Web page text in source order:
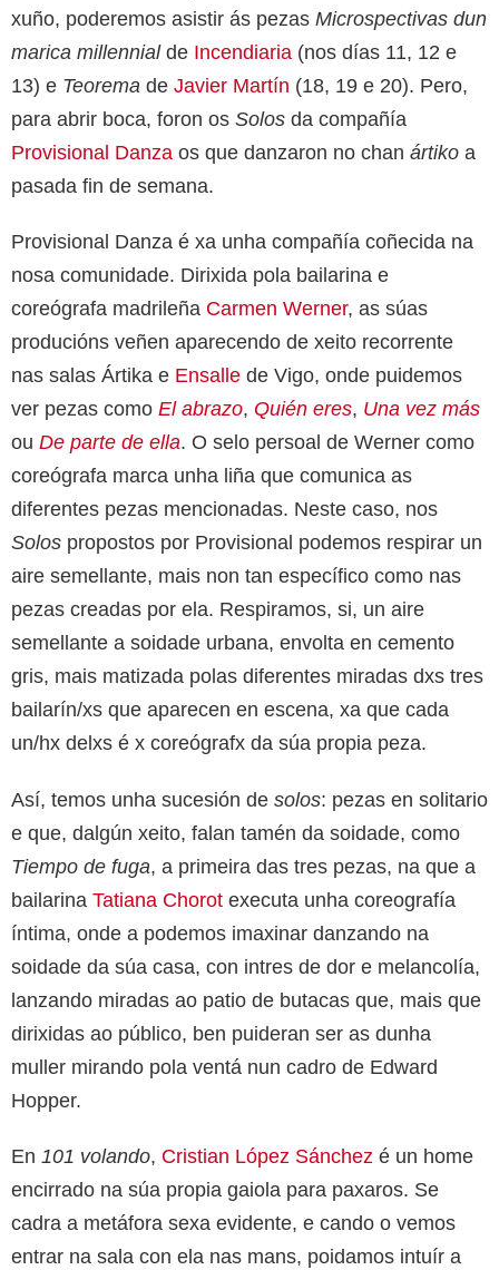
xuño, poderemos asistir ás pezas Microspectivas dun
marica millennialde Incendiaria (nos días 11, 12 e
13) e Teorema de Javier Martín (18, 19 e 20). Pero,
para abrir boca, foron os Solos da compañía
Provisional Danza os que danzaron no chan ártiko a
pasada fin de semana.
Provisional Danza é xa unha compañía coñecida na
nosa comunidade. Dirixida pola bailarina e
coreógrafa madrileña Carmen Werner, as súas
producións veñen aparecendo de xeito recorrente
nas salas Ártika e Ensalle de Vigo, onde puidemos
ver pezas como El abrazo, Quién eres, Una vez más
ou De parte de ella. O selo persoal de Werner como
coreógrafa marca unha liña que comunica as
diferentes pezas mencionadas. Neste caso, nos
Solos propostos por Provisional podemos respirar un
aire semellante, mais non tan específico como nas
pezas creadas por ela. Respiramos, si, un aire
semellante a soidade urbana, envolta en cemento
gris, mais matizada polas diferentes miradas dxs tres
bailarín/xs que aparecen en escena, xa que cada
un/hx delxs é x coreógrafx da súa propia peza.
Así, temos unha sucesión de solos: pezas en solitario
e que, dalgún xeito, falan tamén da soidade, como
Tiempo de fuga, a primeira das tres pezas, na que a
bailarina Tatiana Chorot executa unha coreografía
íntima, onde a podemos imaxinar danzando na
soidade da súa casa, con intres de dor e melancolía,
lanzando miradas ao patio de butacas que, mais que
dirixidas ao público, ben puideran ser as dunha
muller mirando pola ventá nun cadro de Edward
Hopper.
En 101 volando, Cristian López Sánchez é un home
encirrado na súa propia gaiola para paxaros. Se
cadra a metáfora sexa evidente, e cando o vemos
entrar na sala con ela nas mans, poidamos intuír a